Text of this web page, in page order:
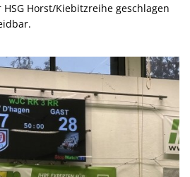
Horst/Kiebitzreihe geschlagen